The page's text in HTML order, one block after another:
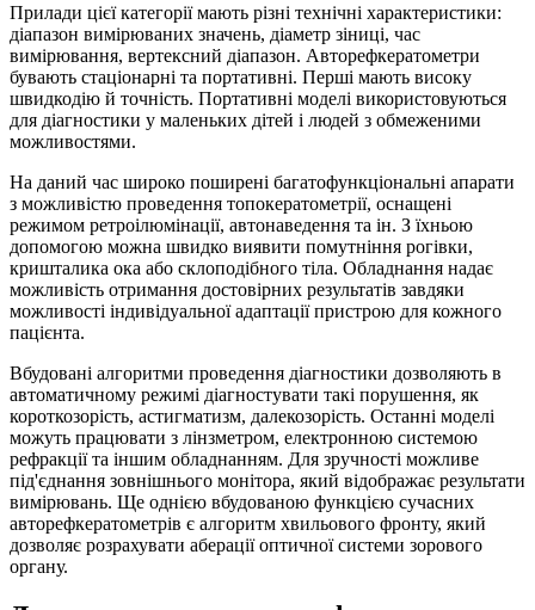
Прилади цієї категорії мають різні технічні характеристики:
діапазон вимірюваних значень, діаметр зіниці, час
вимірювання, вертексний діапазон. Авторефкератометри
бувають стаціонарні та портативні. Перші мають високу
швидкодію й точність. Портативні моделі використовуються
для діагностики у маленьких дітей і людей з обмеженими
можливостями.
На даний час широко поширені багатофункціональні апарати
з можливістю проведення топокератометрії, оснащені
режимом ретроілюмінації, автонаведення та ін. З їхньою
допомогою можна швидко виявити помутніння рогівки,
кришталика ока або склоподібного тіла. Обладнання надає
можливість отримання достовірних результатів завдяки
можливості індивідуальної адаптації пристрою для кожного
пацієнта.
Вбудовані алгоритми проведення діагностики дозволяють в
автоматичному режимі діагностувати такі порушення, як
короткозорість, астигматизм, далекозорість. Останні моделі
можуть працювати з лінзметром, електронною системою
рефракції та іншим обладнанням. Для зручності можливе
під'єднання зовнішнього монітора, який відображає результати
вимірювань. Ще однією вбудованою функцією сучасних
авторефкератометрів є алгоритм хвильового фронту, який
дозволяє розрахувати аберації оптичної системи зорового
органу.